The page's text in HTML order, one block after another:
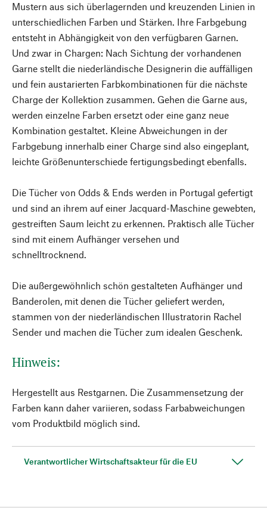
Mustern aus sich überlagernden und kreuzenden Linien in
unterschiedlichen Farben und Stärken. Ihre Farbgebung
entsteht in Abhängigkeit von den verfügbaren Garnen.
Und zwar in Chargen: Nach Sichtung der vorhandenen
Garne stellt die niederländische Designerin die auffälligen
und fein austarierten Farbkombinationen für die nächste
Charge der Kollektion zusammen. Gehen die Garne aus,
werden einzelne Farben ersetzt oder eine ganz neue
Kombination gestaltet. Kleine Abweichungen in der
Farbgebung innerhalb einer Charge sind also eingeplant,
leichte Größenunterschiede fertigungsbedingt ebenfalls.
Die Tücher von Odds & Ends werden in Portugal gefertigt
und sind an ihrem auf einer Jacquard-Maschine gewebten,
gestreiften Saum leicht zu erkennen. Praktisch alle Tücher
sind mit einem Aufhänger versehen und
schnelltrocknend.
Die außergewöhnlich schön gestalteten Aufhänger und
Banderolen, mit denen die Tücher geliefert werden,
stammen von der niederländischen Illustratorin Rachel
Sender und machen die Tücher zum idealen Geschenk.
Hinweis:
Hergestellt aus Restgarnen. Die Zusammensetzung der
Farben kann daher variieren, sodass Farbabweichungen
vom Produktbild möglich sind.
Verantwortlicher Wirtschaftsakteur für die EU